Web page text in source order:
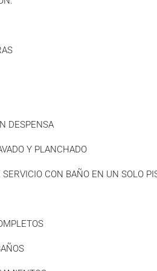
DESPENSA
Y PLANCHADO
SERVICIO CON BAÑO EN UN SOLO